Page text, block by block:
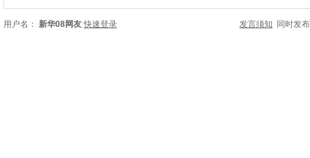
用户名： 新华08网友 快速登录 发言须知 同时发